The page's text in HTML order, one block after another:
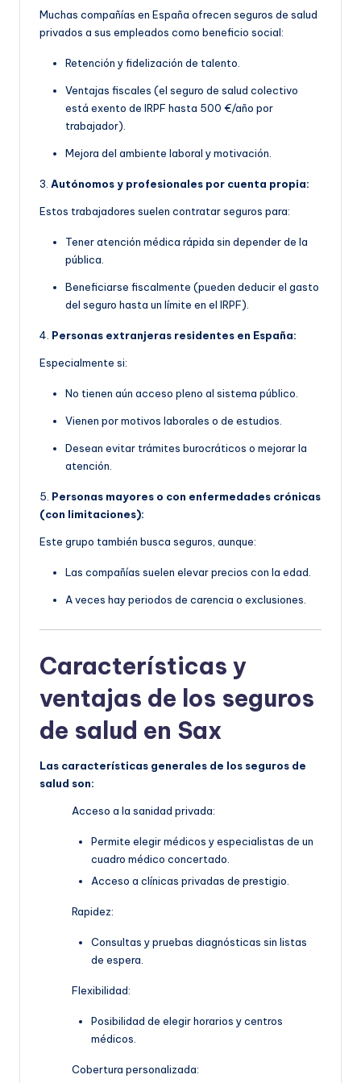
Muchas compañías en España ofrecen seguros de salud
privados a sus empleados como beneficio social:
Retención y fidelización de talento.
Ventajas fiscales (el seguro de salud colectivo
está exento de IRPF hasta 500 €/año por
trabajador).
Mejora del ambiente laboral y motivación.
3. Autónomos y profesionales por cuenta propia:
Estos trabajadores suelen contratar seguros para:
Tener atención médica rápida sin depender de la
pública.
Beneficiarse fiscalmente (pueden deducir el gasto
del seguro hasta un límite en el IRPF).
4. Personas extranjeras residentes en España:
Especialmente si:
No tienen aún acceso pleno al sistema público.
Vienen por motivos laborales o de estudios.
Desean evitar trámites burocráticos o mejorar la
atención.
5. Personas mayores o con enfermedades crónicas
(con limitaciones):
Este grupo también busca seguros, aunque:
Las compañías suelen elevar precios con la edad.
A veces hay periodos de carencia o exclusiones.
Características y
ventajas de los seguros
de salud en Sax
Las características generales de los seguros de
salud son:
Acceso a la sanidad privada:
Permite elegir médicos y especialistas de un
cuadro médico concertado.
Acceso a clínicas privadas de prestigio.
Rapidez:
Consultas y pruebas diagnósticas sin listas
de espera.
Flexibilidad:
Posibilidad de elegir horarios y centros
médicos.
Cobertura personalizada: